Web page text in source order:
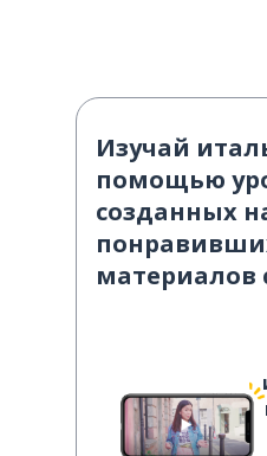
Изучай
помощью
созданных
материалов